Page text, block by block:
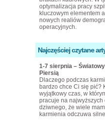
optymalizacja pracy
kluczowym elementem
nowych realiów
operacyjnych.
Najczęściej czytane
1-7 sierpnia –
Piersią
Dlaczego podczas
bardzo chce Ci się pić?
wyjątkowy czas, w
pracuje na najwyższych
dziwnego, że wiele
karmienia odczuwa